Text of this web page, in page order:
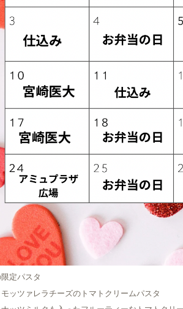
限定パスタ
ッツァレラチーズのトマトクリームパスタ